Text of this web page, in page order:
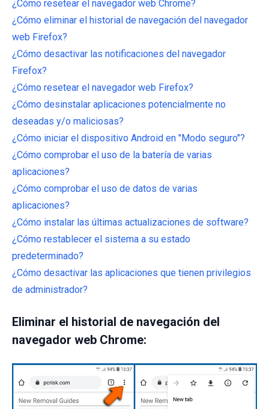
¿Cómo resetear el navegador web Chrome?
¿Cómo eliminar el historial de navegación del navegador
web Firefox?
¿Cómo desactivar las notificaciones del navegador
Firefox?
¿Cómo resetear el navegador web Firefox?
¿Cómo desinstalar aplicaciones potencialmente no
deseadas y/o maliciosas?
¿Cómo iniciar el dispositivo Android en "Modo seguro"?
¿Cómo comprobar el uso de la batería de varias
aplicaciones?
¿Cómo comprobar el uso de datos de varias
aplicaciones?
¿Cómo instalar las últimas actualizaciones de software?
¿Cómo restablecer el sistema a su estado
predeterminado?
¿Cómo desactivar las aplicaciones que tienen privilegios
de administrador?
Eliminar el historial de navegación del
navegador web Chrome: